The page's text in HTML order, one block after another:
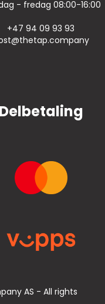
- fredag 08:00-16:00
+47 94 09 93 93
Delbetaling
AS - All rights